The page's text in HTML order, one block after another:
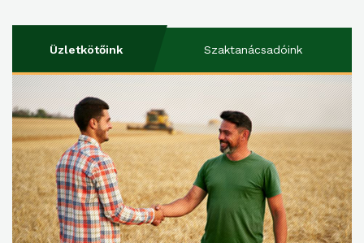
Üzletkötőink Szaktanácsadóink